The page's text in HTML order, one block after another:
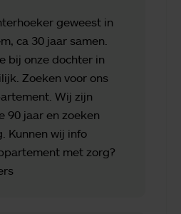
geweest in
ca 30 jaar samen.
bij onze dochter in
Zoeken voor ons
Wij zijn
90 jaar en zoeken
Kunnen wij info
met zorg?